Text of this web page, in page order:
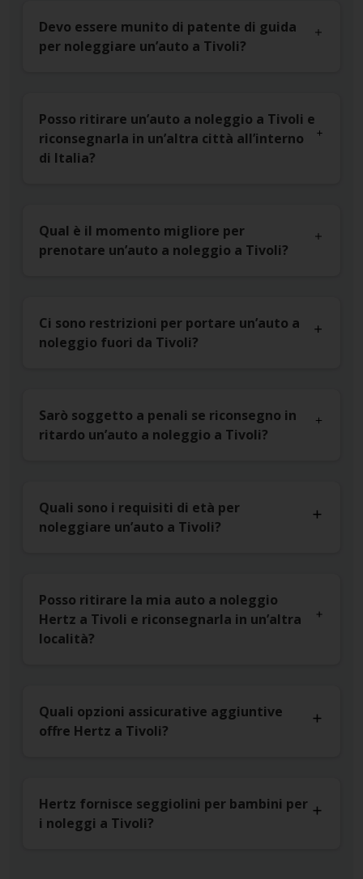
Devo essere munito di patente di guida
per noleggiare un’auto a Tivoli?
Posso ritirare un’auto a noleggio a Tivoli e
riconsegnarla in un’altra città all’interno
di Italia?
Qual è il momento migliore per
prenotare un’auto a noleggio a Tivoli?
Ci sono restrizioni per portare un’auto a
noleggio fuori da Tivoli?
Sarò soggetto a penali se riconsegno in
ritardo un’auto a noleggio a Tivoli?
Quali sono i requisiti di età per
noleggiare un’auto a Tivoli?
Posso ritirare la mia auto a noleggio
Hertz a Tivoli e riconsegnarla in un’altra
località?
Quali opzioni assicurative aggiuntive
offre Hertz a Tivoli?
Hertz fornisce seggiolini per bambini per
i noleggi a Tivoli?